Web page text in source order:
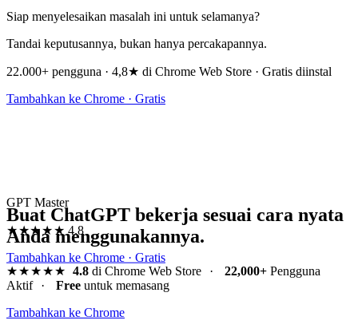
Siap menyelesaikan masalah ini untuk selamanya?
Tandai keputusannya, bukan hanya percakapannya.
22.000+ pengguna · 4,8★ di Chrome Web Store · Gratis diinstal
Tambahkan ke Chrome · Gratis
GPT Master
★★★★★ 4.8
Tambahkan ke Chrome · Gratis
Buat ChatGPT bekerja sesuai cara nyata
Anda menggunakannya.
★★★★★ 4.8di Chrome Web Store · 22,000+Pengguna
Aktif
· Free untuk memasang
Tambahkan ke Chrome